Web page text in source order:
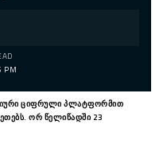
PM
ციფრული პლატფორმით
ორ წელიწადში 23